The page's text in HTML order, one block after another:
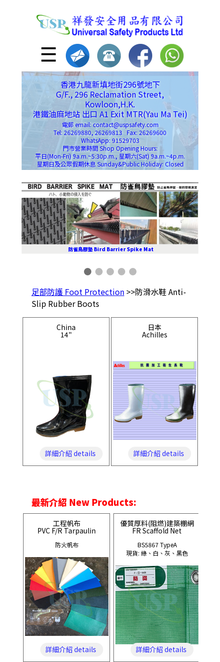
☰
香港九龍新填地街296號地下
G/F., 296 Reclamation Street,
Kowloon,H.K.
港鐵油麻地站 出口 A1 Exit MTR(Yau Ma Tei)
電郵 email: contact@uspsafety.com
Tel: 26269880, 26269813 Fax: 26269600
WhatsApp: 91529703
門市營業時間 Shop Opening Hours:
平日(Mon-Fri) 9a.m.~5:30p.m., 星期六(Sat) 9a.m.~4p.m.
星期日及公眾假期休息 Sunday&Public Holiday: Closed
防雀鳥膠墊 Bird Barrier Spike Mat
足部防護 Foot Protection >>防滑水鞋 Anti-
Slip Rubber Boots
China
14"
詳細介紹 details
日本
Achilles
詳細介紹 details
最新介紹 New Products:
工程帆布
PVC F/R Tarpaulin
防火帆布
詳細介紹 details
優質厚料(阻燃)建築棚網
FR Scaffold Net
BS5867 TypeA
現貨: 綠、白、灰、黑色
詳細介紹 details